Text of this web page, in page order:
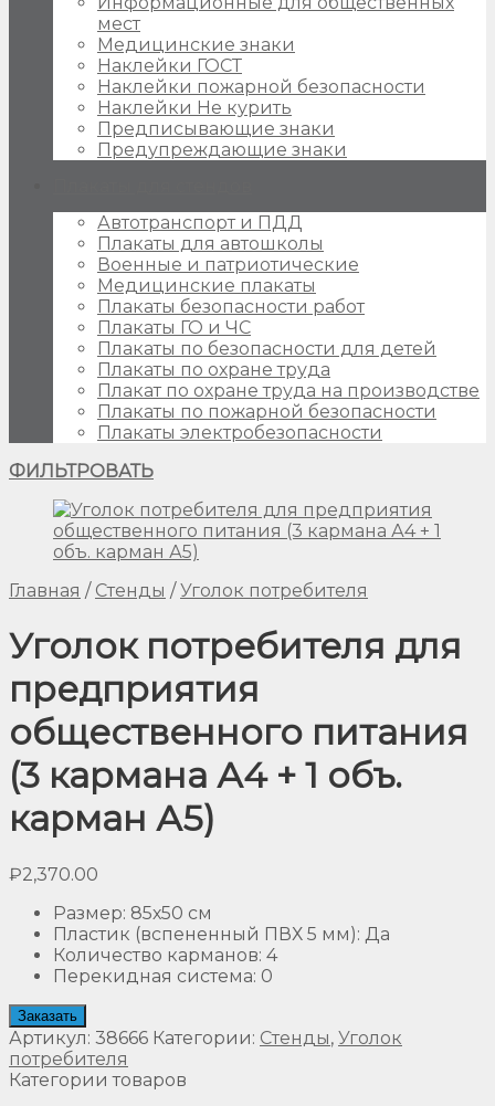
мест
Медицинские знаки
Наклейки ГОСТ
Наклейки пожарной безопасности
Наклейки Не курить
Предписывающие знаки
Предупреждающие знаки
Автотранспорт и ПДД
Плакаты для автошколы
Военные и патриотические
Медицинские плакаты
Плакаты безопасности работ
Плакаты ГО и ЧС
Плакаты по безопасности для детей
Плакаты по охране труда
Плакат по охране труда на производстве
Плакаты по пожарной безопасности
Плакаты электробезопасности
ФИЛЬТРОВАТЬ
Главная / Стенды / Уголок потребителя
Уголок потребителя для
предприятия
общественного питания
(3 кармана А4 + 1 объ.
карман А5)
₽2,370.00
Размер: 85х50 см
Пластик (вспененный ПВХ 5 мм): Да
Количество карманов: 4
Перекидная система: 0
Заказать
Артикул: 38666 Категории: Стенды, Уголок
потребителя
Категории товаров